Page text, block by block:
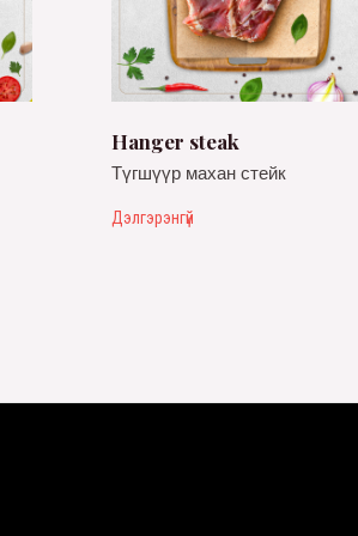
Hanger steak
Түгшүүр махан стейк
Дэлгэрэнгүй